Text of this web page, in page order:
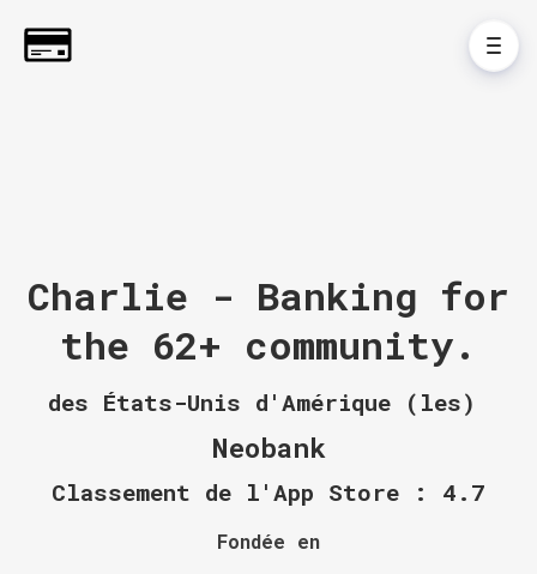
Charlie - Banking for
the 62+ community.
des États-Unis d'Amérique (les)
Neobank
Classement de l'App Store : 4.7
Fondée en